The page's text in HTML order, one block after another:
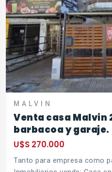
MALVI­N
Venta casa Malvin
barbacoa y garaje.
U$S 270.000
Tanto para empresa como